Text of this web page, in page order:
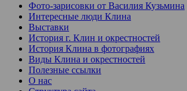
Фото-зарисовки от Василия Кузьмина
Интересные люди Клина
Выставки
История г. Клин и окрестностей
История Клина в фотографиях
Виды Клина и окрестностей
Полезные ссылки
О нас